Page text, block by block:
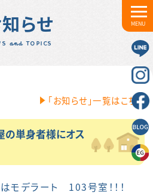
MENU
らせ
and TOPICS
「お知らせ」一覧はこちら
の単身者様にオス
モデラート 103号室！！！